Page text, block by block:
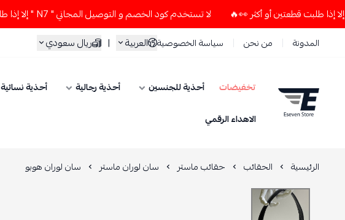
لا تستخدم كود الخصم و التوصيل المجاني " N7 " إلا إذا طلبت قطعتين أو أكثر 👀🔥
المدونة من نحن سياسة الخصوصية العربية | ريال سعودي
ESEVEN STORE
تخفيضات أحذية للجنسين أحذية رجالية أحذية نسائية
الاهداء الرقمي
الرئيسية الحقائب حقائب ماستر سان لوران ماستر سان لوران هوبو